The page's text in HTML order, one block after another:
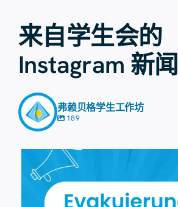
来自学生会的
Instagram 新闻
弗赖贝格学生工作坊
189